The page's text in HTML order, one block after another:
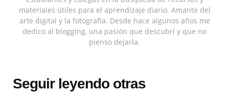
materiales útiles para el aprendizaje diario. Amante del
arte digital y la fotografía. Desde hace algunos años me
dedico al blogging, una pasión que descubrí y que no
pienso dejarla.
Seguir leyendo otras